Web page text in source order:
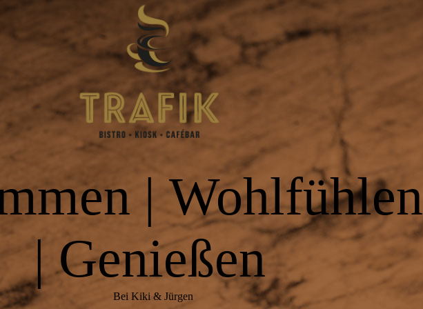
| Wohlfühlen
| Genießen
Bei Kiki & Jürgen